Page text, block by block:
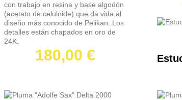
con trabajo en resina y base algodón
(acetato de celuloide) que da vida al
diseño más conocido de Pelikan. Los
detalles están chapados en oro de
24K.
180,00 €